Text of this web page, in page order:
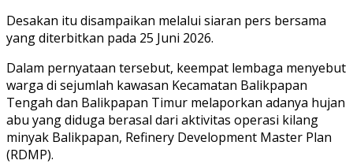
Desakan itu disampaikan melalui siaran pers bersama
yang diterbitkan pada 25 Juni 2026.
Dalam pernyataan tersebut, keempat lembaga menyebut
warga di sejumlah kawasan Kecamatan Balikpapan
Tengah dan Balikpapan Timur melaporkan adanya hujan
abu yang diduga berasal dari aktivitas operasi kilang
minyak Balikpapan, Refinery Development Master Plan
(RDMP).